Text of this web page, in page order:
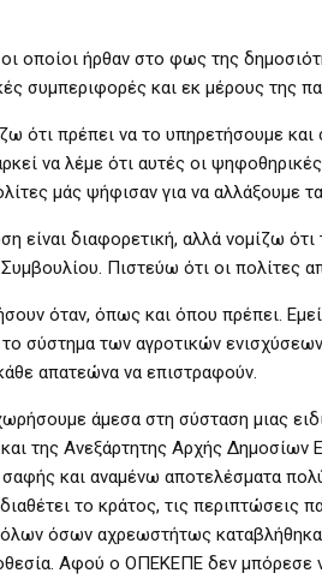
οι οποίοι ήρθαν στο φως της
συμπεριφορές και εκ μέρους της
ότι πρέπει να το υπηρετήσουμε
να λέμε ότι αυτές οι
μάς ψήφισαν για να αλλάξουμε
είναι διαφορετική, αλλά νομίζω
Πιστεύω ότι οι πολίτες
όταν, όπως και όπου πρέπει.
σύστημα των αγροτικών ενισχύσεων
απατεώνα να επιστραφούν.
άμεσα στη σύσταση μιας
και της Ανεξάρτητης Αρχής
και αναμένω αποτελέσματα
το κράτος, τις περιπτώσεις
όσων αχρεωστήτως
Αφού ο ΟΠΕΚΕΠΕ δεν μπόρεσε